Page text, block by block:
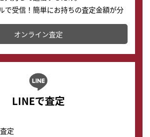
で受信！簡単にお持ちの査定金額が分
オンライン査定
LINEで査定
定